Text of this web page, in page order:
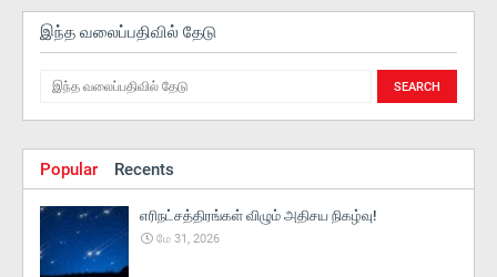
இந்த வலைப்பதிவில் தேடு
Popular Recents
எரிநட்சத்திரங்கள் விழும் அதிசய நிகழ்வு!
மே 31, 2026